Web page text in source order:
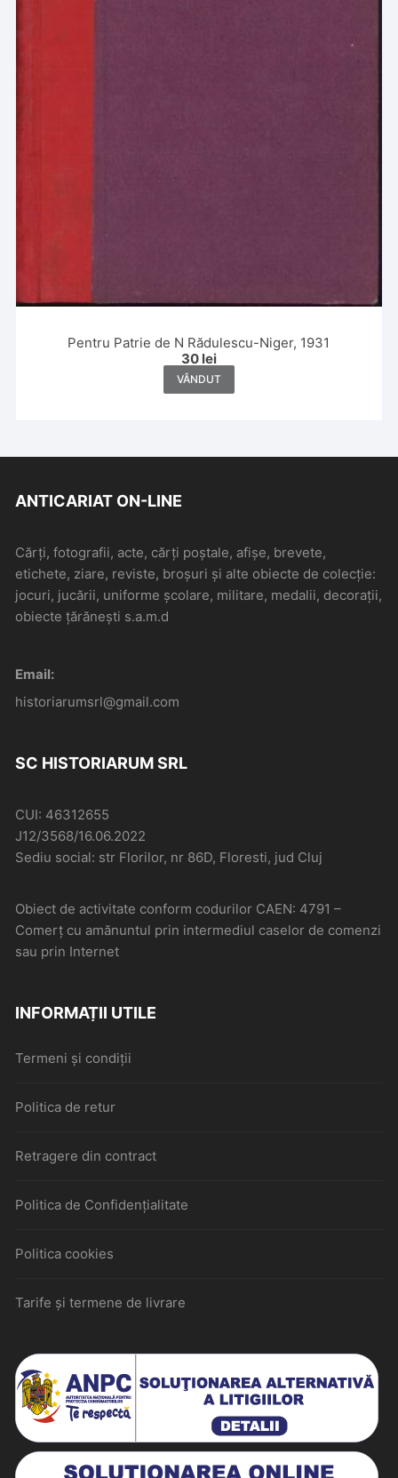
Pentru Patrie de N Rădulescu-Niger, 1931
30 lei
VÂNDUT
ANTICARIAT ON-LINE
Cărți, fotografii, acte, cărți poștale, afișe, brevete,
etichete, ziare, reviste, broșuri și alte obiecte de colecție:
jocuri, jucării, uniforme școlare, militare, medalii, decorații,
obiecte țărănești s.a.m.d
Email:
historiarumsrl@gmail.com
SC HISTORIARUM SRL
CUI: 46312655
J12/3568/16.06.2022
Sediu social: str Florilor, nr 86D, Floresti, jud Cluj
Obiect de activitate conform codurilor CAEN: 4791 –
Comerţ cu amănuntul prin intermediul caselor de comenzi
sau prin Internet
INFORMAȚII UTILE
Termeni și condiții
Politica de retur
Retragere din contract
Politica de Confidențialitate
Politica cookies
Tarife și termene de livrare